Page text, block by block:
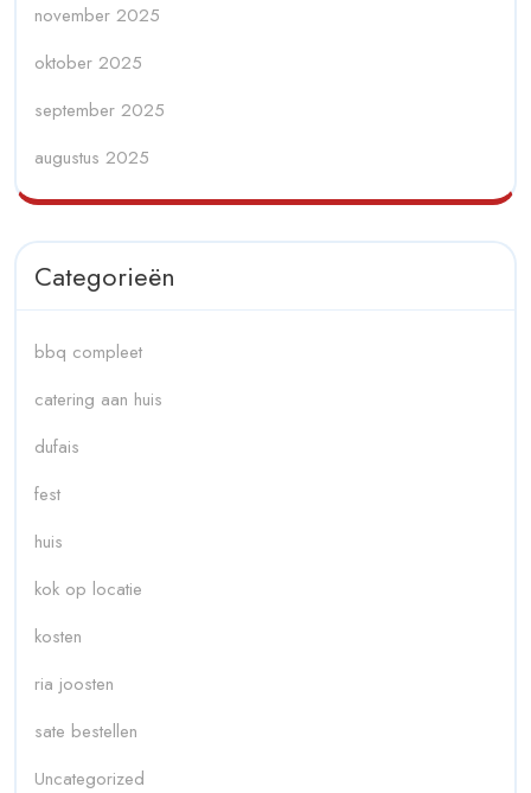
november 2025
oktober 2025
september 2025
augustus 2025
Categorieën
bbq compleet
catering aan huis
dufais
fest
huis
kok op locatie
kosten
ria joosten
sate bestellen
Uncategorized